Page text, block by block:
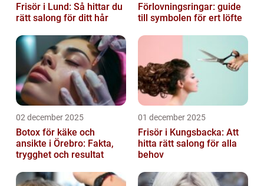
Frisör i Lund: Så hittar du
rätt salong för ditt hår
Förlovningsringar: guide
till symbolen för ert löfte
02 december 2025
Botox för käke och
ansikte i Örebro: Fakta,
trygghet och resultat
01 december 2025
Frisör i Kungsbacka: Att
hitta rätt salong för alla
behov